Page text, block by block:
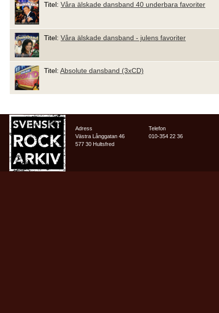
Titel: Våra älskade dansband 40 underbara favoriter
Titel: Våra älskade dansband - julens favoriter
Titel: Absolute dansband (3xCD)
Adress
Västra Långgatan 46
577 30 Hultsfred
Telefon
010-354 22 36